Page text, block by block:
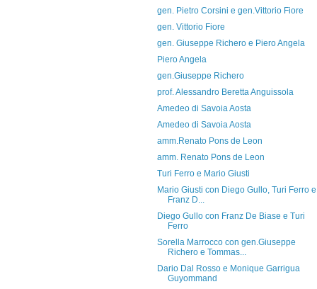
gen. Pietro Corsini e gen.Vittorio Fiore
gen. Vittorio Fiore
gen. Giuseppe Richero e Piero Angela
Piero Angela
gen.Giuseppe Richero
prof. Alessandro Beretta Anguissola
Amedeo di Savoia Aosta
Amedeo di Savoia Aosta
amm.Renato Pons de Leon
amm. Renato Pons de Leon
Turi Ferro e Mario Giusti
Mario Giusti con Diego Gullo, Turi Ferro e
Franz D...
Diego Gullo con Franz De Biase e Turi
Ferro
Sorella Marrocco con gen.Giuseppe
Richero e Tommas...
Dario Dal Rosso e Monique Garrigua
Guyommand